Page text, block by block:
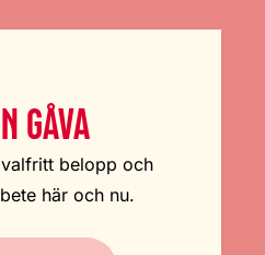
GÅVA
belopp och
här och nu.